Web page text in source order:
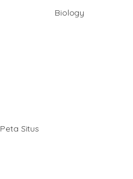
Biology
Peta Situs